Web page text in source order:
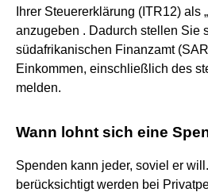
Ihrer Steuererklärung (ITR12) als
anzugeben . Dadurch stellen Sie
südafrikanischen Finanzamt
Einkommen, einschließlich des
melden.
Wann lohnt sich eine
Spenden kann jeder, soviel er
berücksichtigt werden bei